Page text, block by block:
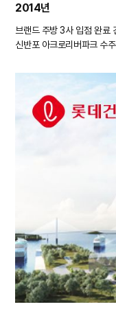
2014년
브랜드 주방 3사 입점 완료
신반포 아크로리버파크 수주